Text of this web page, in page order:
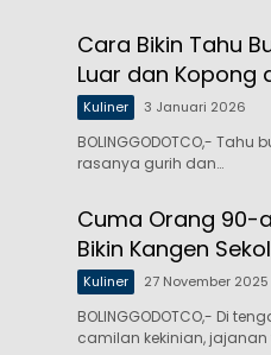
Cara Bikin Tahu
Luar dan Kopong
Kuliner 3 Januari 2026
BOLINGGODOTCO,-
rasanya gurih dan…
Cuma Orang 90-
Bikin Kangen
Kuliner 27 November 2025
BOLINGGODOTCO,- Di
camilan kekinian,